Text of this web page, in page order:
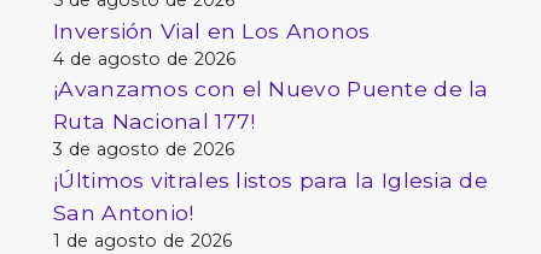
Inversión Vial en Los Anonos
4 de agosto de 2026
¡Avanzamos con el Nuevo Puente de la
Ruta Nacional 177!
3 de agosto de 2026
¡Últimos vitrales listos para la Iglesia de
San Antonio!
1 de agosto de 2026